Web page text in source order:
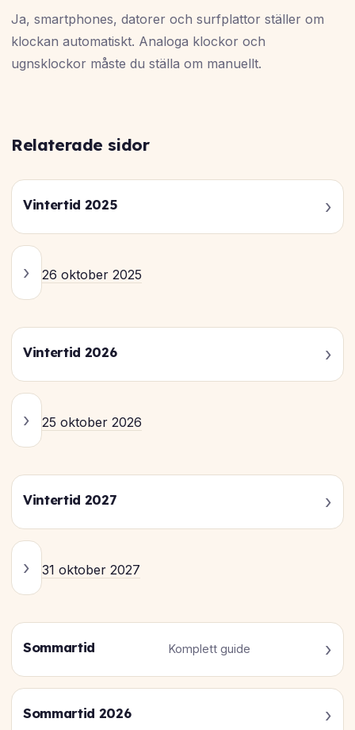
Ja, smartphones, datorer och surfplattor ställer om
klockan automatiskt. Analoga klockor och
ugnsklockor måste du ställa om manuellt.
Relaterade sidor
Vintertid 2025
26 oktober 2025
Vintertid 2026
25 oktober 2026
Vintertid 2027
31 oktober 2027
Sommartid Komplett guide
Sommartid 2026